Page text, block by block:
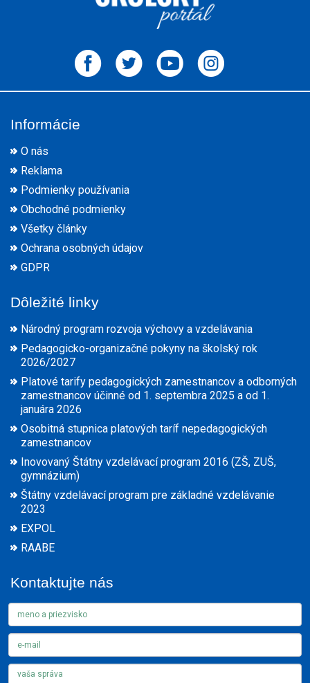
Informácie
O nás
Reklama
Podmienky používania
Obchodné podmienky
Všetky články
Ochrana osobných údajov
GDPR
Dôležité linky
Národný program rozvoja výchovy a vzdelávania
Pedagogicko-organizačné pokyny na školský rok
2026/2027
Platové tarify pedagogických zamestnancov a odborných
zamestnancov účinné od 1. septembra 2025 a od 1.
januára 2026
Osobitná stupnica platových taríf nepedagogických
zamestnancov
Inovovaný Štátny vzdelávací program 2016 (ZŠ, ZUŠ,
gymnázium)
Štátny vzdelávací program pre základné vzdelávanie
2023
EXPOL
RAABE
Kontaktujte nás